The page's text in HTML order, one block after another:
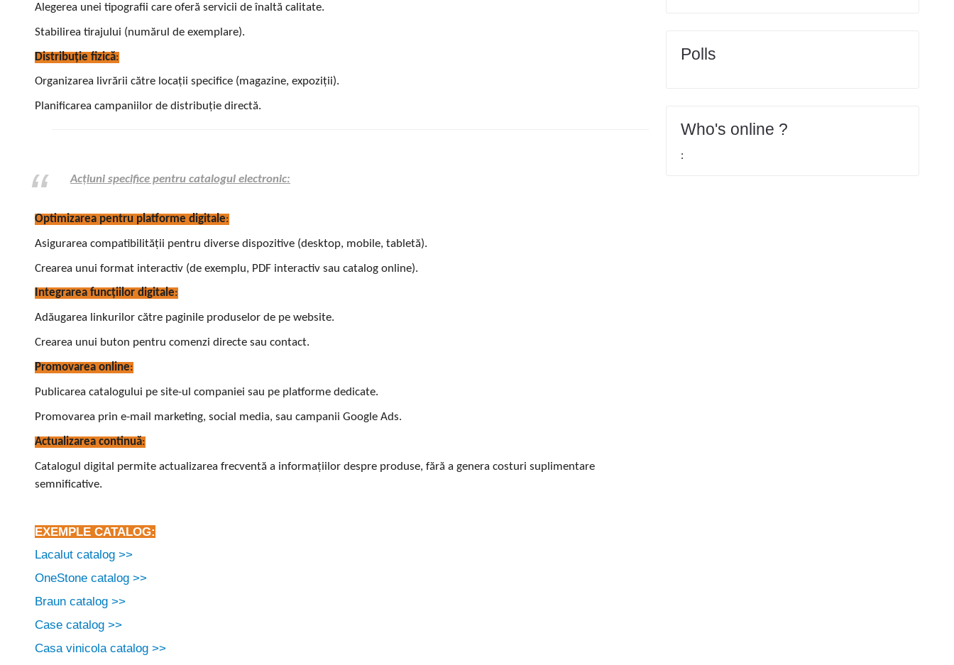
Alegerea unei tipografii care oferă servicii de înaltă calitate.
Stabilirea tirajului (numărul de exemplare).
Distribuție fizică:
Organizarea livrării către locații specifice (magazine, expoziții).
Planificarea campaniilor de distribuție directă.
Acțiuni specifice pentru catalogul electronic:
Optimizarea pentru platforme digitale:
Asigurarea compatibilității pentru diverse dispozitive (desktop, mobile, tabletă).
Crearea unui format interactiv (de exemplu, PDF interactiv sau catalog online).
Integrarea funcțiilor digitale:
Adăugarea linkurilor către paginile produselor de pe website.
Crearea unui buton pentru comenzi directe sau contact.
Promovarea online:
Publicarea catalogului pe site-ul companiei sau pe platforme dedicate.
Promovarea prin e-mail marketing, social media, sau campanii Google Ads.
Actualizarea continuă:
Catalogul digital permite actualizarea frecventă a informațiilor despre produse, fără a genera costuri suplimentare
semnificative.
EXEMPLE CATALOG:
Lacalut catalog >>
OneStone catalog >>
Braun catalog >>
Case catalog >>
Casa vinicola catalog >>
Polls
Who's online ?
: